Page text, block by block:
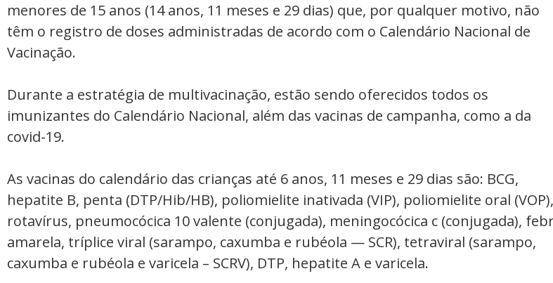
menores de 15 anos (14 anos, 11 meses e 29 dias) que, por qualquer motivo, não
têm o registro de doses administradas de acordo com o Calendário Nacional de
Vacinação.
Durante a estratégia de multivacinação, estão sendo oferecidos todos os
imunizantes do Calendário Nacional, além das vacinas de campanha, como a da
covid-19.
As vacinas do calendário das crianças até 6 anos, 11 meses e 29 dias são: BCG,
hepatite B, penta (DTP/Hib/HB), poliomielite inativada (VIP), poliomielite oral (VOP),
rotavírus, pneumocócica 10 valente (conjugada), meningocócica c (conjugada),
amarela, tríplice viral (sarampo, caxumba e rubéola — SCR), tetraviral (sarampo,
caxumba e rubéola e varicela – SCRV), DTP, hepatite A e varicela.